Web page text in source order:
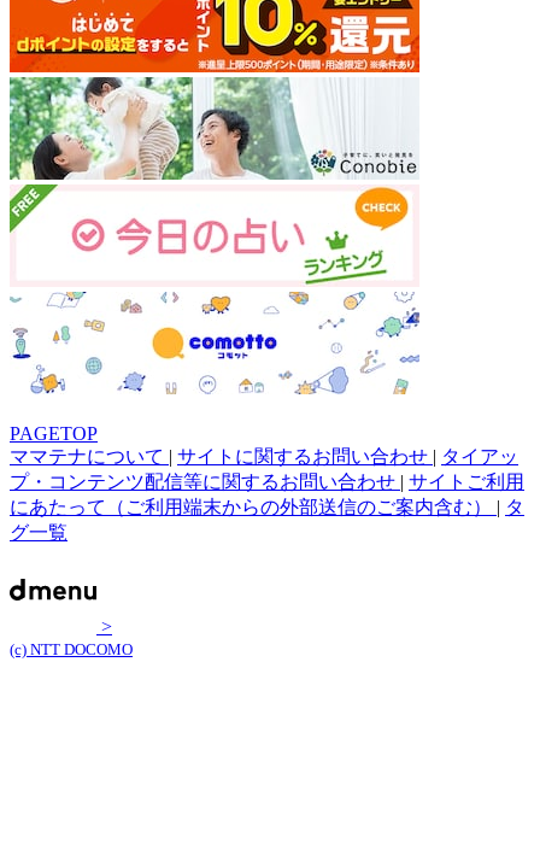
PAGETOP
ママテナについて | サイトに関するお問い合わせ | タイアッ
プ・コンテンツ配信等に関するお問い合わせ | サイトご利用
にあたって（ご利用端末からの外部送信のご案内含む） | タ
グ一覧
>
(c) NTT DOCOMO